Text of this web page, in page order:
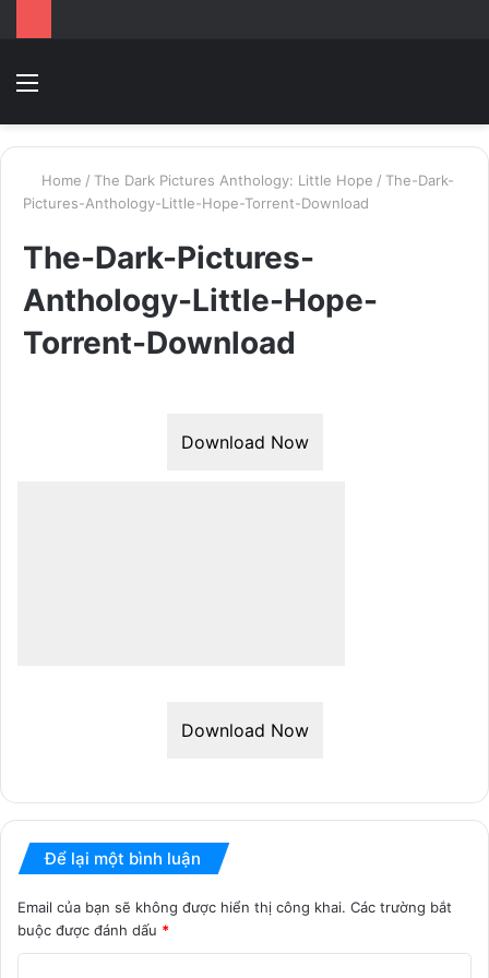
Home / The Dark Pictures Anthology: Little Hope / The-Dark-
Pictures-Anthology-Little-Hope-Torrent-Download
The-Dark-Pictures-
Anthology-Little-Hope-
Torrent-Download
Download Now
Download Now
Để lại một bình luận
Email của bạn sẽ không được hiển thị công khai. Các trường bắt
buộc được đánh dấu *